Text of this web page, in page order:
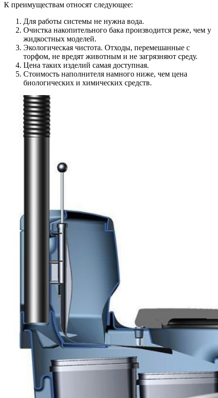
К преимуществам относят следующее:
Для работы системы не нужна вода.
Очистка накопительного бака производится реже, чем у
жидкостных моделей.
Экологическая чистота. Отходы, перемешанные с
торфом, не вредят животным и не загрязняют среду.
Цена таких изделий самая доступная.
Стоимость наполнителя намного ниже, чем цена
биологических и химических средств.